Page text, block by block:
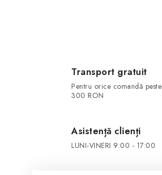
Transport gratuit
Pentru orice comandă peste
300 RON
Asistență clienți
LUNI-VINERI 9:00 - 17:00